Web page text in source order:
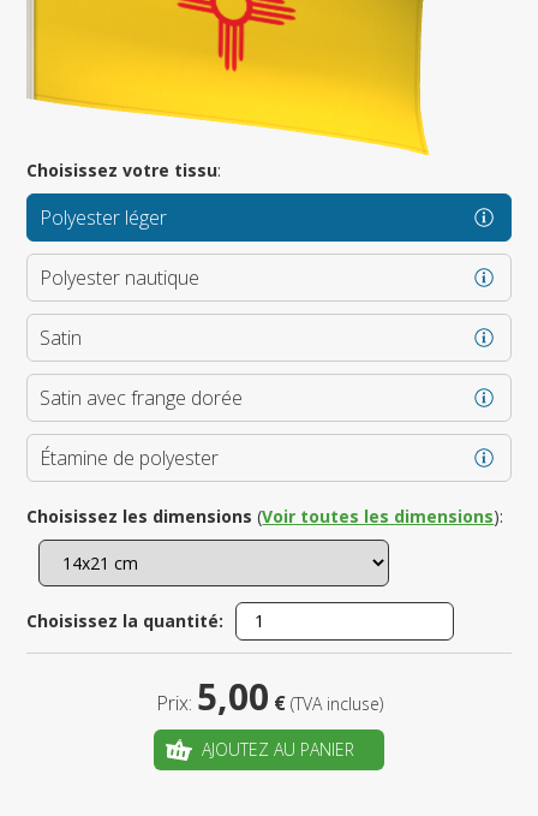
Choisissez votre tissu:
Polyester léger
Polyester nautique
Satin
Satin avec frange dorée
Étamine de polyester
Choisissez les dimensions (Voir toutes les dimensions):
Choisissez la quantité:
Prix: 5,00 € (TVA incluse)
AJOUTEZ AU PANIER